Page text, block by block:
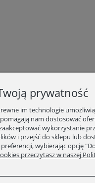
kontakt
511 29 29 99
KAWEO since 2008
Pokaż pełną wersję strony
Sklep internetowy Shoper.pl
prywatność
im technologie
nam dostosować
wykorzystanie
i przejść do sklepu lub
wybierając opcję
przeczytasz w naszej